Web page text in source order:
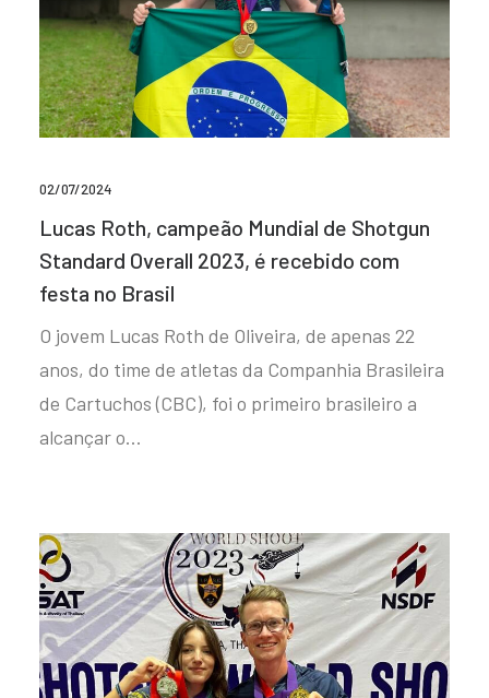
02/07/2024
Lucas Roth, campeão Mundial de Shotgun
Standard Overall 2023, é recebido com
festa no Brasil
O jovem Lucas Roth de Oliveira, de apenas 22
anos, do time de atletas da Companhia Brasileira
de Cartuchos (CBC), foi o primeiro brasileiro a
alcançar o…